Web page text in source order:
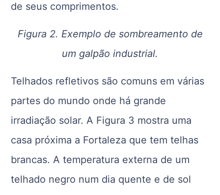
de seus comprimentos.
Figura 2. Exemplo de sombreamento de
um galpão industrial.
Telhados refletivos são comuns em várias
partes do mundo onde há grande
irradiação solar. A Figura 3 mostra uma
casa próxima a Fortaleza que tem telhas
brancas. A temperatura externa de um
telhado negro num dia quente e de sol